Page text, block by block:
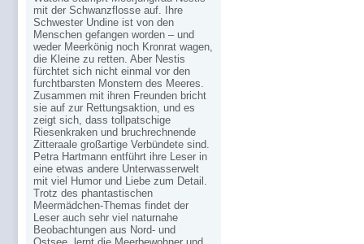
mit der Schwanzflosse auf. Ihre
Schwester Undine ist von den
Menschen gefangen worden – und
weder Meerkönig noch Kronrat wagen,
die Kleine zu retten. Aber Nestis
fürchtet sich nicht einmal vor den
furchtbarsten Monstern des Meeres.
Zusammen mit ihren Freunden bricht
sie auf zur Rettungsaktion, und es
zeigt sich, dass tollpatschige
Riesenkraken und bruchrechnende
Zitteraale großartige Verbündete sind.
Petra Hartmann entführt ihre Leser in
eine etwas andere Unterwasserwelt
mit viel Humor und Liebe zum Detail.
Trotz des phantastischen
Meermädchen-Themas findet der
Leser auch sehr viel naturnahe
Beobachtungen aus Nord- und